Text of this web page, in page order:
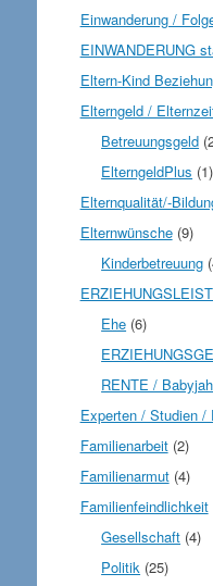
Einwanderung /
EINWANDERUNG
Eltern-Kind
Elterngeld /
Betreuungsgeld
ElterngeldPlus (1)
Elternqualität/-
Elternwünsche(9)
Kinderbetreuung
Ehe (6)
RENTE /
Experten / Studien /
Familienarbeit(2)
Familienarmut(4)
Familienfeindlichkeit
Gesellschaft (4)
Politik (25)